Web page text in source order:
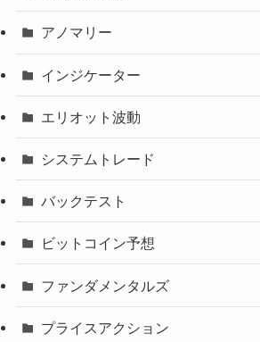
アノマリー
インジケーター
エリオット波動
システムトレード
バックテスト
ビットコイン予想
ファンダメンタルズ
プライスアクション